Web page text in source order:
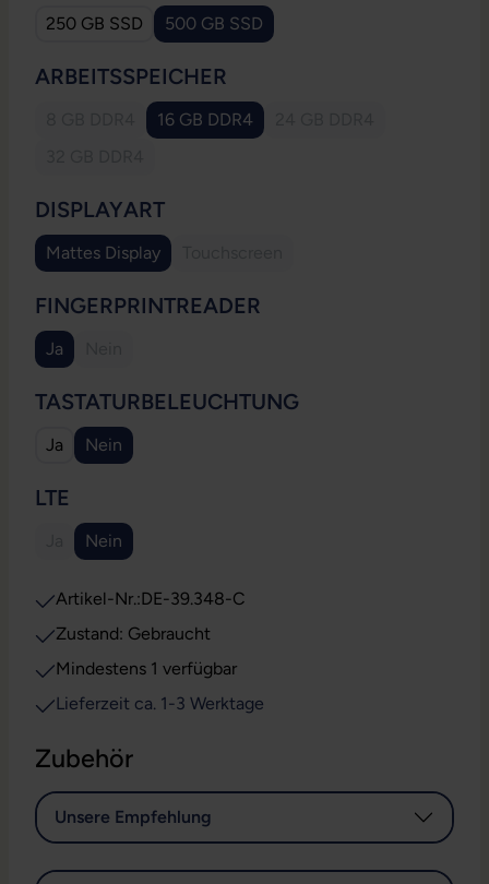
250 GB SSD 500 GB SSD
ARBEITSSPEICHER
(Diese Option ist zurzeit nicht verfügbar.)
16 GB DDR4
DISPLAYARTAUSWÄHLEN
Mattes Display
FINGERPRINTREADER
Ja
TASTATURBELEUCHTUNG
Ja Nein
LTE
(Diese Option ist zurzeit nicht verfügbar.)
Nein
Artikel-Nr.:DE-39.348-C
Zustand: Gebraucht
Mindestens 1 verfügbar
Lieferzeit ca. 1-3 Werktage
Zubehör
Unsere Empfehlung